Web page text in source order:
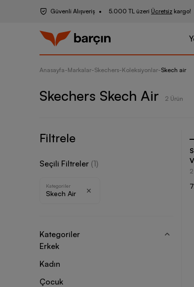
Güvenli Alışveriş 5.000 TL üzeri Ücretsiz kargo!
Anasayfa-Markalar-Skechers-Koleksiyonlar-Skech air
Skechers Skech Air 2 Ürün
Filtrele
Seçili Filtreler (1)
Kategoriler
Skech Air
Kategoriler
Erkek
Kadın
Çocuk